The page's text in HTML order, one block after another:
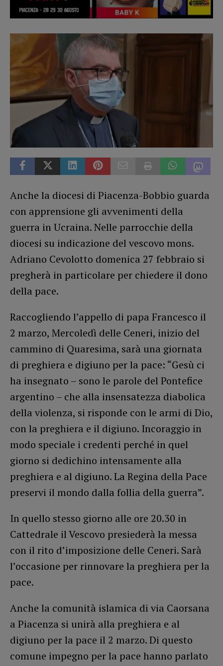
Anche la diocesi di Piacenza-Bobbio guarda
con apprensione gli avvenimenti della
guerra in Ucraina. Nelle parrocchie della
diocesi su indicazione del vescovo mons.
Adriano Cevolotto domenica 27 febbraio si
pregherà in particolare per chiedere il dono
della pace.
Raccogliendo l’appello di papa Francesco il
2 marzo, Mercoledì delle Ceneri, inizio del
cammino di Quaresima, sarà una giornata
di preghiera e digiuno per la pace: “Gesù ci
ha insegnato – sono le parole del Pontefice
argentino – che alla insensatezza diabolica
della violenza, si risponde con le armi di Dio,
con la preghiera e il digiuno. Incoraggio in
modo speciale i credenti perché in quel
giorno si dedichino intensamente alla
preghiera e al digiuno. La Regina della Pace
preservi il mondo dalla follia della guerra”.
In quello stesso giorno alle ore 20.30 in
Cattedrale il Vescovo presiederà la messa
con il rito d’imposizione delle Ceneri. Sarà
l’occasione per rinnovare la preghiera per la
pace.
Anche la comunità islamica di via Caorsana
a Piacenza si unirà alla preghiera e al
digiuno per la pace il 2 marzo. Di questo
comune impegno per la pace hanno parlato